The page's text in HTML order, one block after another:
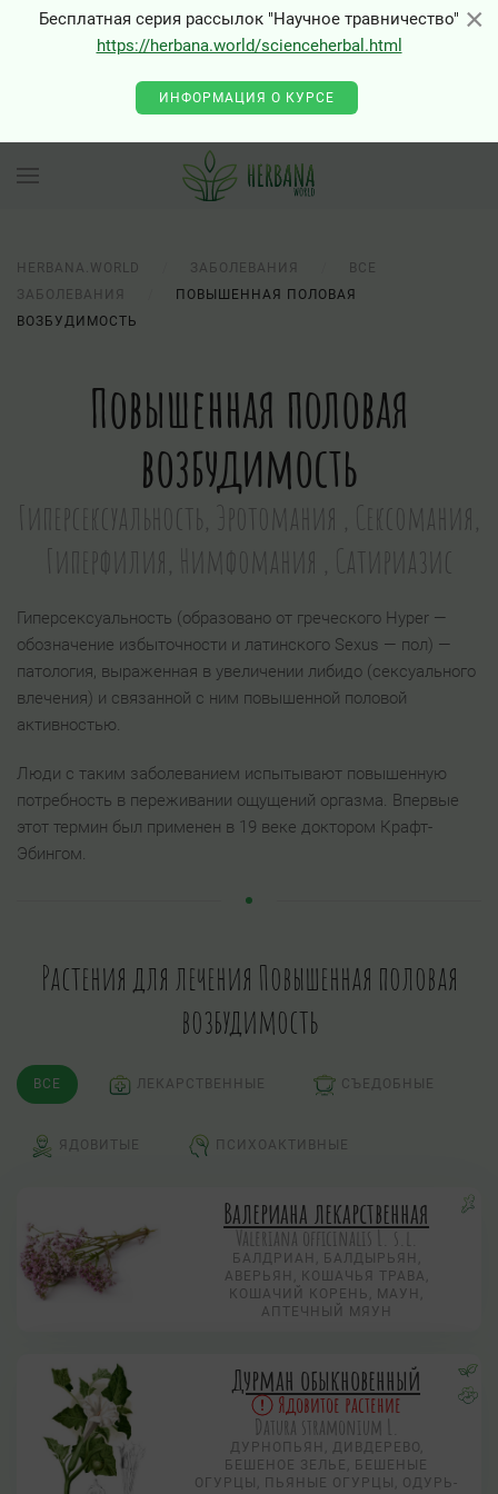
×
Бесплатная серия рассылок "Научное травничество"
https://herbana.world/scienceherbal.html
ИНФОРМАЦИЯ О КУРСЕ
HERBANA.WORLD ЗАБОЛЕВАНИЯ
ВСЕ
ЗАБОЛЕВАНИЯ
ПОВЫШЕННАЯ ПОЛОВАЯ
ВОЗБУДИМОСТЬ
Повышенная половая
возбудимость
Гиперсексуальность, Эротомания , Сексомания,
Гиперфилия, Нимфомания , Сатириазис
Гиперсексуальность (образовано от греческого Hyper —
обозначение избыточности и латинского Sexus — пол) —
патология, выраженная в увеличении либидо (сексуального
влечения) и связанной с ним повышенной половой
активностью.
Люди с таким заболеванием испытывают повышенную
потребность в переживании ощущений оргазма. Впервые
этот термин был применен в 19 веке доктором Крафт-
Эбингом.
Растения для лечения Повышенная половая
возбудимость
ВСЕ ЛЕКАРСТВЕННЫЕ СЪЕДОБНЫЕ
ЯДОВИТЫЕ ПСИХОАКТИВНЫЕ
Валериана лекарственная
Valeriana officinalis L. s.l.
БАЛДРИАН, БАЛДЫРЬЯН,
АВЕРЬЯН, КОШАЧЬЯ ТРАВА,
КОШАЧИЙ КОРЕНЬ, МАУН,
АПТЕЧНЫЙ МЯУН
Дурман обыкновенный
Ядовитое растение
Datura stramonium L.
ДУРНОПЬЯН, ДИВДЕРЕВО,
БЕШЕНОЕ ЗЕЛЬЕ, БЕШЕНЫЕ
ОГУРЦЫ, ПЬЯНЫЕ ОГУРЦЫ, ОДУРЬ-
×
0 - Class "Joomla\Input\Json" not found